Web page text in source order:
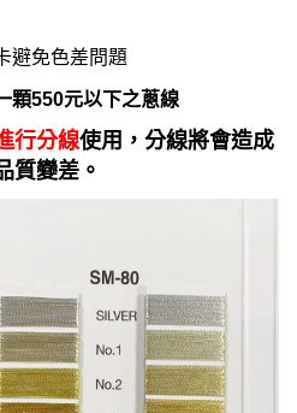
避免色差問題
顆550元以下之蔥線
行分線使用，分線將會造成
質變差。